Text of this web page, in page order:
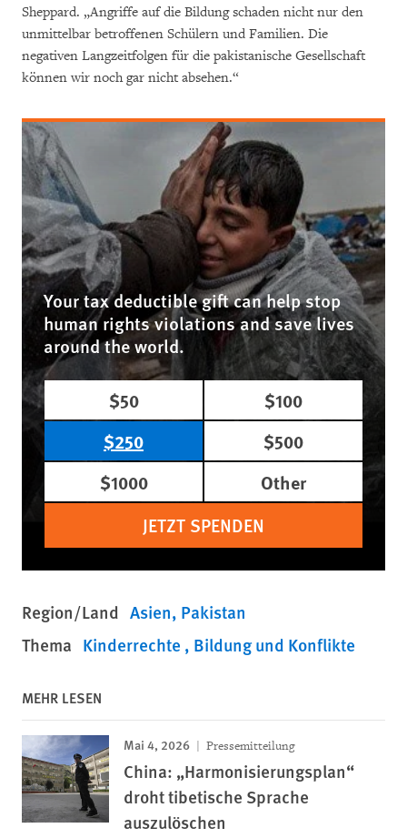
Sheppard. „Angriffe auf die Bildung schaden nicht nur den
unmittelbar betroffenen Schülern und Familien. Die
negativen Langzeitfolgen für die pakistanische Gesellschaft
können wir noch gar nicht absehen.“
Your tax deductible gift can help stop
human rights violations and save lives
around the world.
$50
$100
$250
$500
$1000
Other
JETZT SPENDEN
Region/Land Asien Pakistan
Thema Kinderrechte Bildung und Konflikte
MEHR LESEN
Mai 4, 2026 Pressemitteilung
China: „Harmonisierungsplan“
droht tibetische Sprache
auszulöschen